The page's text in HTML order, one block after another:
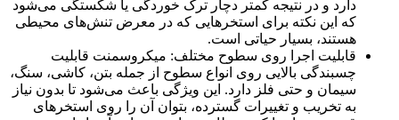
دارد و در نتیجه کمتر دچار ترک خوردگی یا شکستگی می‌شود
که این نکته برای استخرهایی که در معرض تنش‌های محیطی
هستند، بسیار حیاتی است.
قابلیت اجرا روی سطوح مختلف: میکروسمنت قابلیت
چسبندگی بالایی روی انواع سطوح از جمله بتن، کاشی، سنگ،
سیمان و حتی فلز دارد. این ویژگی باعث می‌شود تا بدون نیاز
به تخریب و تغییرات گسترده، بتوان آن را روی استخرهای